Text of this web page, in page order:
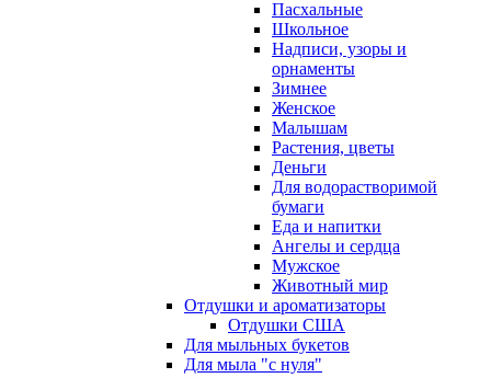
Пасхальные
Школьное
Надписи, узоры и
орнаменты
Зимнее
Женское
Малышам
Растения, цветы
Деньги
Для водорастворимой
бумаги
Еда и напитки
Ангелы и сердца
Мужское
Животный мир
Отдушки и ароматизаторы
Отдушки США
Для мыльных букетов
Для мыла "с нуля"